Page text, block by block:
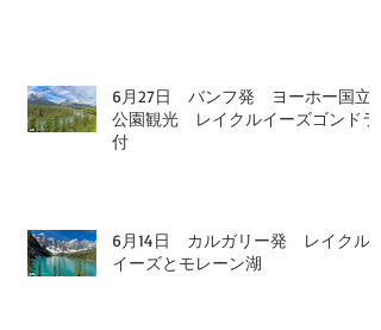
6月27日 バンフ発 ヨーホー国立
公園観光 レイクルイーズゴンドラ
付
6月14日 カルガリー発 レイクル
イーズとモレーン湖